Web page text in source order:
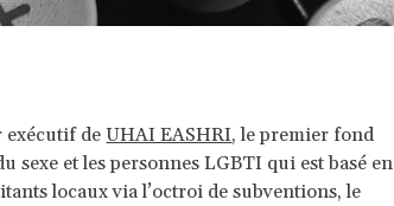
exécutif deUHAI EASHRI, le premier fond
sexe et les personnes LGBTI qui est basé en
locaux via l’octroi de subventions, le